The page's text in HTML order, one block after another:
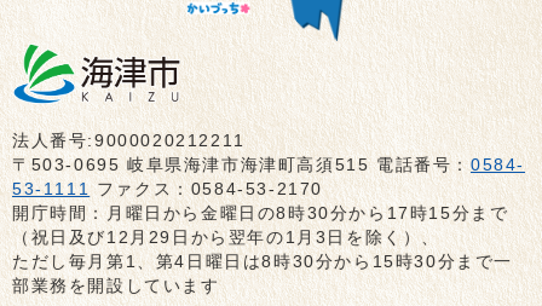
法人番号:9000020212211
〒503-0695 岐阜県海津市海津町高須515 電話番号：0584-
53-1111 ファクス：0584-53-2170
開庁時間：月曜日から金曜日の8時30分から17時15分まで
（祝日及び12月29日から翌年の1月3日を除く）、
ただし毎月第1、第4日曜日は8時30分から15時30分まで一
部業務を開設しています